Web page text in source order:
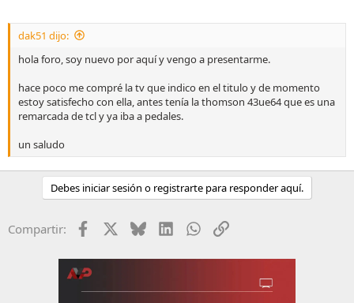
dak51 dijo:
hola foro, soy nuevo por aquí y vengo a presentarme.
hace poco me compré la tv que indico en el titulo y de momento
estoy satisfecho con ella, antes tenía la thomson 43ue64 que es una
remarcada de tcl y ya iba a pedales.
un saludo
Debes iniciar sesión o registrarte para responder aquí.
Compartir: Facebook BlueskyLinkedInWhatsApp
Enlace